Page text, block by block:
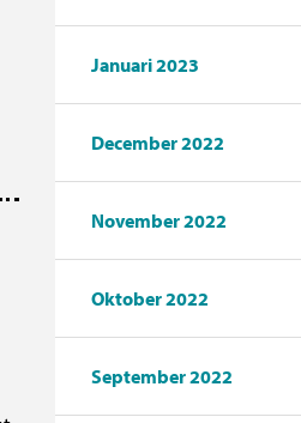
Januari 2023
December 2022
November 2022
Oktober 2022
September 2022